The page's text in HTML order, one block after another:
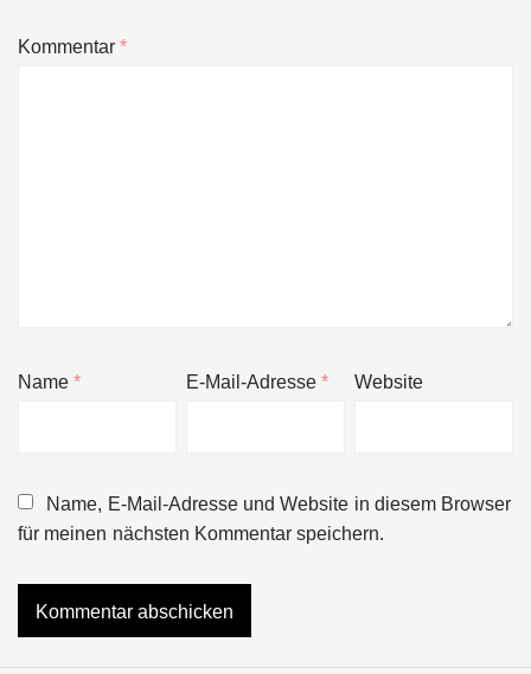
Kommentar*
Name* E-Mail-Adresse* Website
Name, E-Mail-Adresse und Website in diesem Browser
für meinen nächsten Kommentar speichern.